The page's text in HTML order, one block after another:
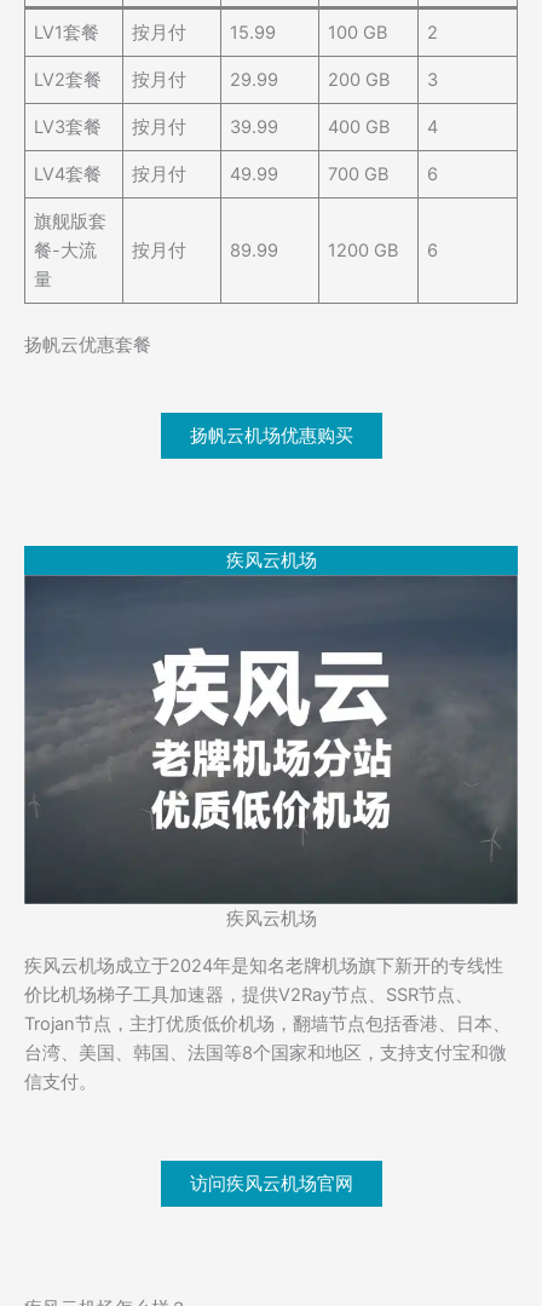
LV1套餐 按月付 15.99 100 GB 2
LV2套餐 按月付 29.99 200 GB 3
LV3套餐 按月付 39.99 400 GB 4
LV4套餐 按月付 49.99 700 GB 6
旗舰版套
餐-大流
量
按月付 89.99 1200 GB 6
扬帆云优惠套餐
扬帆云机场优惠购买
疾风云机场
疾风云机场
疾风云机场成立于2024年是知名老牌机场旗下新开的专线性
价比机场梯子工具加速器，提供V2Ray节点、SSR节点、
Trojan节点，主打优质低价机场，翻墙节点包括香港、日本、
台湾、美国、韩国、法国等8个国家和地区，支持支付宝和微
信支付。
访问疾风云机场官网